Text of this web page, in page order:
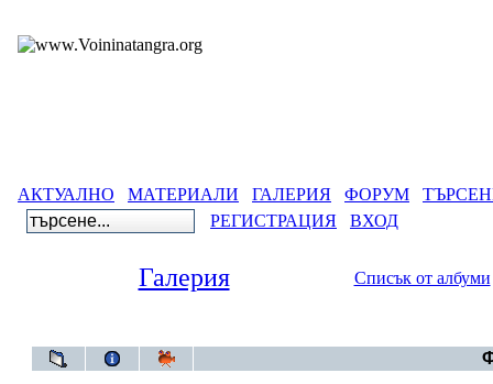
АКТУАЛНО МАТЕРИАЛИ ГАЛЕРИЯ ФОРУМ
РЕГИСТРАЦИЯ
ВХОД
Галерия Списък от албуми